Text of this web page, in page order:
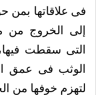
فى علاقاتها بمن
إلى الخروج من
التى سقطت
الوثب فى عمق
لتهزم خوفها من